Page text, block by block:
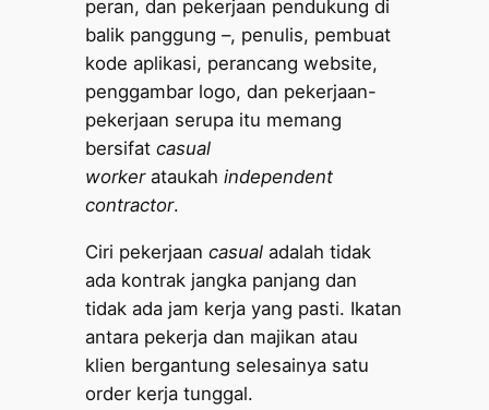
peran, dan pekerjaan pendukung di
balik panggung –, penulis, pembuat
kode aplikasi, perancang website,
penggambar logo, dan pekerjaan-
pekerjaan serupa itu memang
bersifatcasual
workerataukahindependent
contractor.
Ciri pekerjaancasual adalah tidak
ada kontrak jangka panjang dan
tidak ada jam kerja yang pasti. Ikatan
antara pekerja dan majikan atau
klien bergantung selesainya satu
order kerja tunggal.